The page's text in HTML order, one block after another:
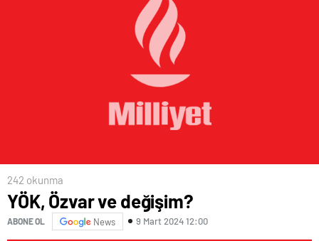
242 okunma
YÖK, Özvar ve değişim?
ABONE OL News 9 Mart 2024 12:00